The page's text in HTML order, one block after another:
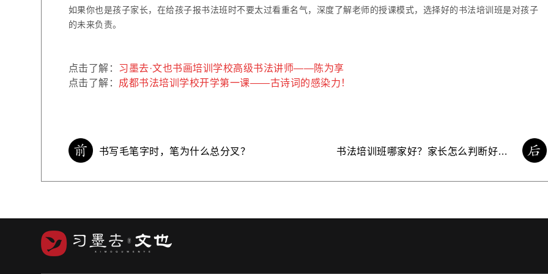
如果你也是孩子家长，在给孩子报书法班时不要太过看重名气，深度了解老师的授课模式，选择好的书法培训班是对孩子
的未来负责。
点击了解： 习墨去·文也书画培训学校高级书法讲师——陈为享
点击了解： 成都书法培训学校开学第一课——古诗词的感染力！
书写毛笔字时，笔为什么总分叉？ 书法培训班哪家好？家长怎么判断好与不好？